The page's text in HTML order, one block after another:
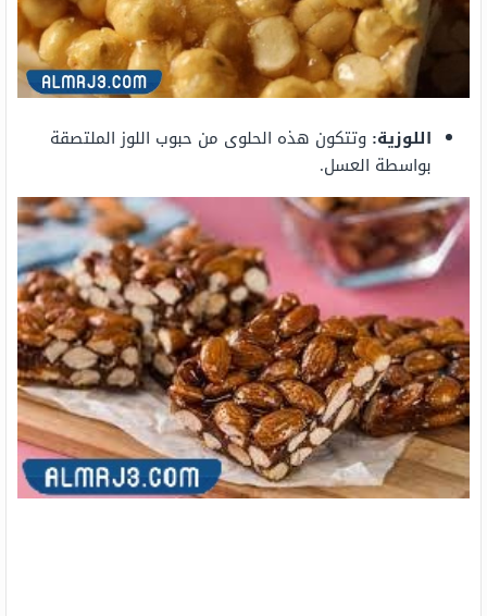
اللوزية: وتتكون هذه الحلوى من حبوب اللوز الملتصقة
بواسطة العسل.